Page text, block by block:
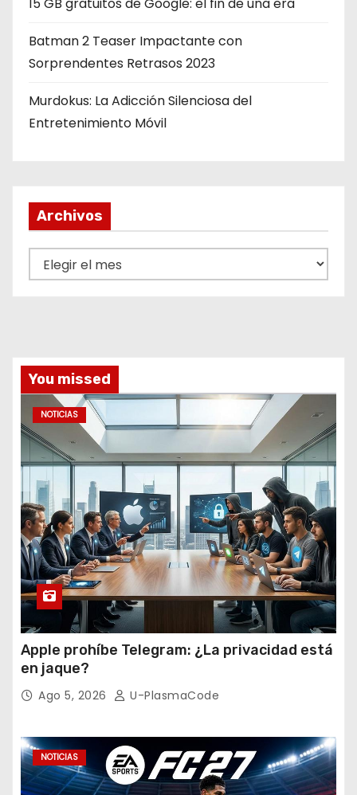
e
n
t
r
a
s
Batman 2 Teaser Impactante con
Sorprendentes Retrasos 2023
Murdokus: La Adicción Silenciosa del
Entretenimiento Móvil
Archivos
r
v
o
You missed
NOTICIAS
Apple prohíbe Telegram: ¿La privacidad está
en jaque?
Ago 5, 2026 U-PlasmaCode
NOTICIAS